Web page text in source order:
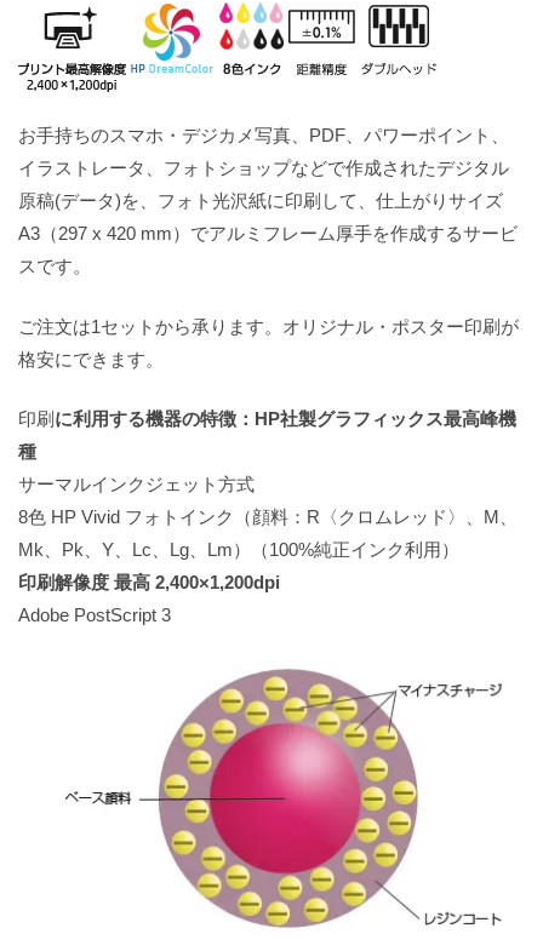
お手持ちのスマホ・デジカメ写真、PDF、パワーポイント、
イラストレータ、フォトショップなどで作成されたデジタル
原稿(データ)を、フォト光沢紙に印刷して、仕上がりサイズ
A3（297 x 420 mm）でアルミフレーム厚手を作成するサービ
スです。
ご注文は1セットから承ります。オリジナル・ポスター印刷が
格安にできます。
印刷 に利用する機器の特徴：HP社製グラフィックス最高峰機
種
サーマルインクジェット方式
8色 HP Vivid フォトインク（顔料：R〈クロムレッド〉、M、
Mk、Pk、Y、Lc、Lg、Lm）（100%純正インク利用）
印刷解像度 最高 2,400×1,200dpi
Adobe PostScript 3